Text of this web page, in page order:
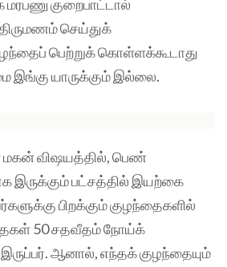
குறைபாட்டால்
செய்துக்
பெற்றுக் கொள்ளக்கூடாது
இங்கு யாருக்கும் இல்லை.
மகன் விஷயத்தில், பெண்
இருக்கும் பட்சத்தில் இயற்கை
பிறக்கும் குழந்தைகளில்
50 சதவீதம் நோய்க்
ஆனால், எந்தக் குழந்தையும்